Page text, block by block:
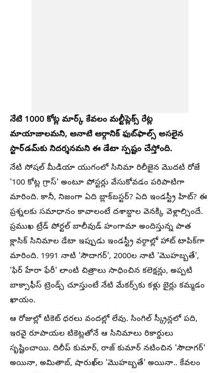
నేటి 1000 కోట్ల మార్క్ కేవలం మల్టీప్లెక్స్ రేట్ల
మాయాజాలమని, ఆనాటి ఆర్గానిక్ ఫుట్‌ఫాల్స్ అసలైన
స్టార్‌డమ్‌కు నిదర్శనమని ఈ డేటా స్పష్టం చేస్తోంది.
నేటి సోషల్ మీడియా యుగంలో సినిమా రిలీజైన మొదటి రోజే
'100 కోట్ల గ్రాస్' అంటూ పోస్టర్లు వేసుకోవడం పరిపాటిగా
మారింది. కానీ, నిజంగా ఏది బ్లాక్‌బస్టర్? ఏది ఇండస్ట్రీ హిట్? ఈ
ప్రశ్నలకు సమాధానం కావాలంటే దశాబ్దాల వెనక్కి వెళ్లాల్సిందే.
ప్రముఖ ట్రేడ్ పోర్టల్ బాలీవుడ్ హంగామా అందిస్తున్న పాత
క్లాసిక్ సినిమాల డేటా ఇప్పుడు ఇండస్ట్రీ వర్గాల్లో హాట్ టాపిక్‌గా
మారింది. 1991 నాటి 'సౌదాగర్', 2000ల నాటి 'మొహబ్బతే',
'ఫిర్ హేరా ఫేరీ' లాంటి చిత్రాలు సాధించిన కలెక్షన్లు, అప్పటి
బాక్సాఫీస్ ట్రెండ్స్ చూస్తుంటే నేటి మేకర్స్‌కు కళ్లు బైర్లు కమ్మడం
ఖాయం.
ఆ రోజుల్లో టికెట్ ధరలు వందల్లో లేవు. సింగిల్ స్క్రీన్లలో పది,
ఇరవై రూపాయల టికెట్లతోనే ఆ సినిమాలు రికార్డులు
సృష్టించాయి. దిలీప్ కుమార్, రాజ్ కుమార్ నటించిన 'సౌదాగర్'
అయినా, అమితాబ్, షారుఖ్‌ల 'మొహబ్బతే' అయినా.. కేవలం